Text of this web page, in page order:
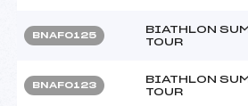
BNAF0125
BIATHLON
TOUR
BNAF0123
BIATHLON
TOUR